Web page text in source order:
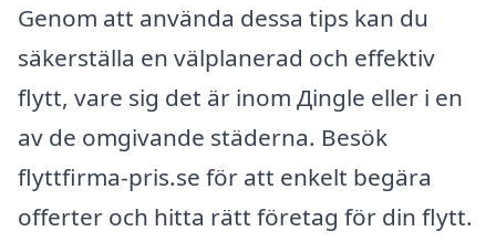
Genom att använda dessa tips kan du
säkerställa en välplanerad och effektiv
flytt, vare sig det är inom Дingle eller i en
av de omgivande städerna. Besök
flyttfirma-pris.se för att enkelt begära
offerter och hitta rätt företag för din flytt.